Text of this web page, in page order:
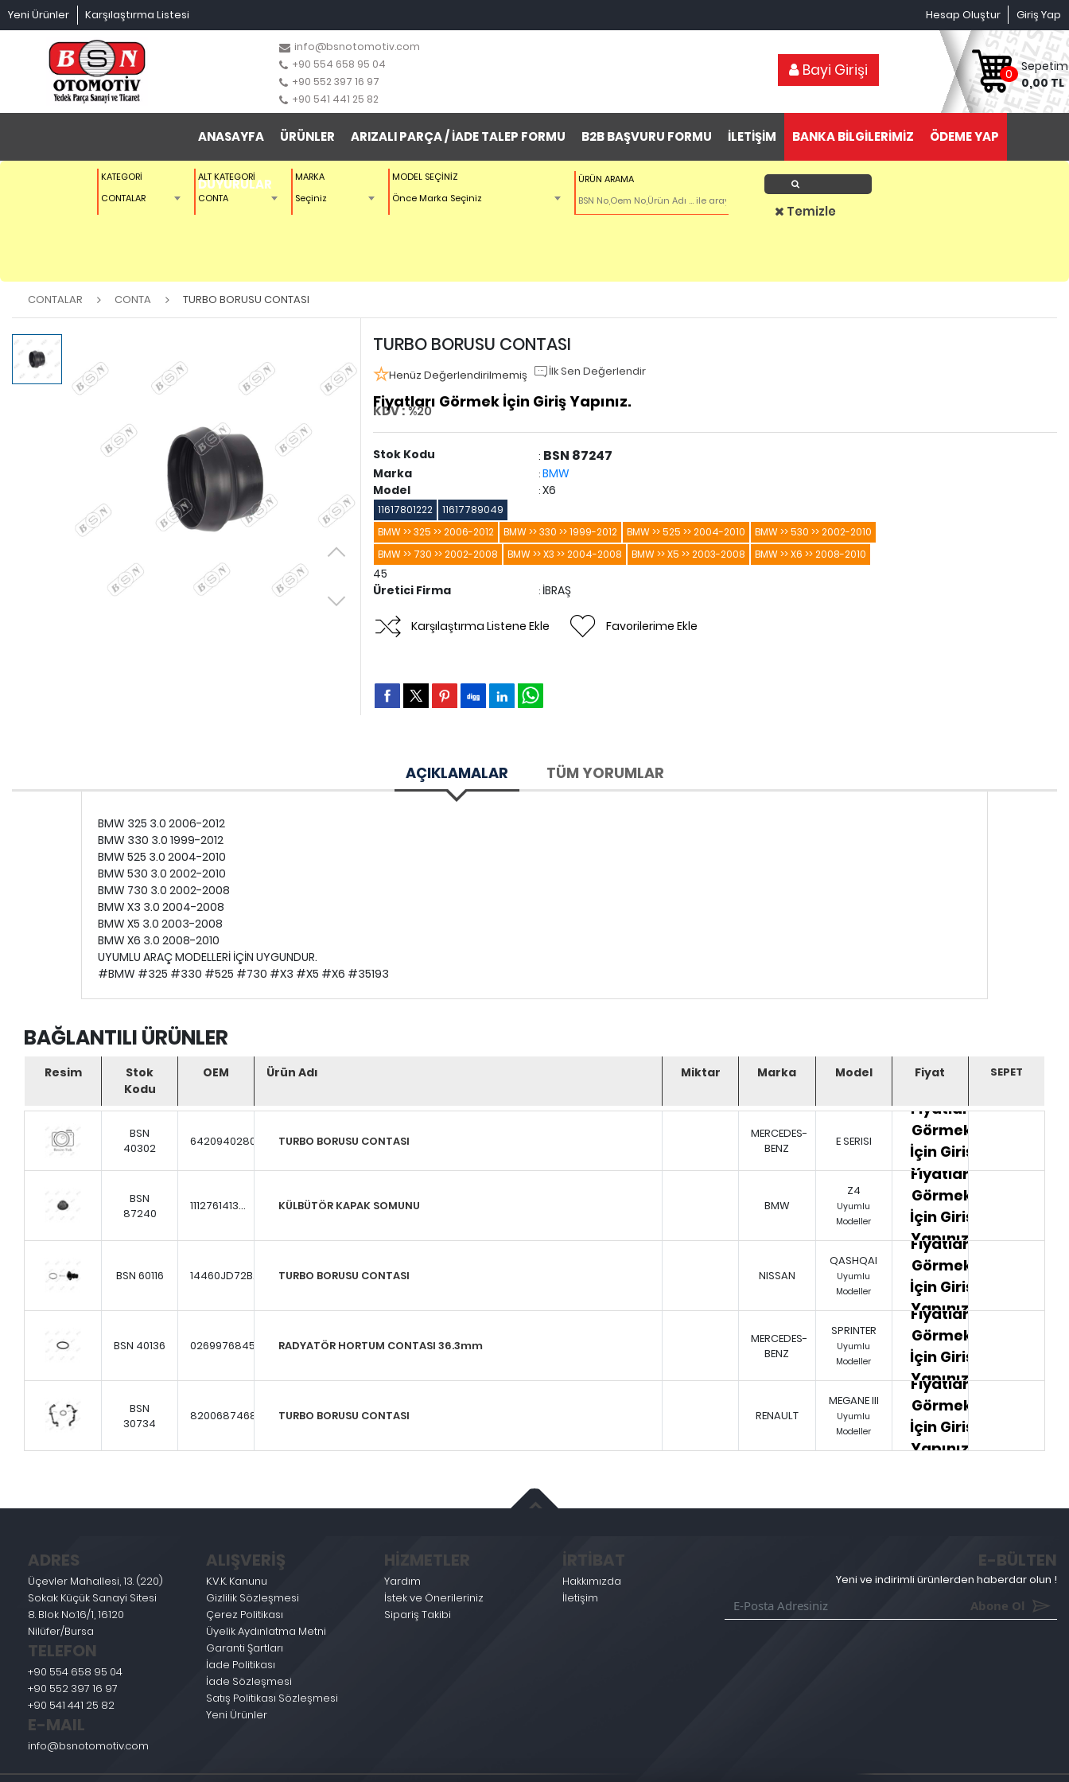
Yeni Ürünler Karşılaştırma Listesi Giriş Yap
Hesap Oluştur
info@bsnotomotiv.com
+90 554 658 95 04
+90 552 397 16 97
+90 541 441 25 82
Bayi Girişi 0
Sepetim
0,00 TL
ANASAYFA ÜRÜNLER ARIZALI PARÇA / İADE TALEP FORMU B2B BAŞVURU FORMU İLETİŞİM BANKA BİLGİLERİMİZ ÖDEME YAP
DUYURULAR
KATEGORİ
CONTALAR
ALT KATEGORİ
CONTA
MARKA
Seçiniz
MODEL SEÇİNİZ
Önce Marka Seçiniz
ÜRÜN ARAMA Ürün Ara
Temizle
CONTALAR CONTA TURBO BORUSU CONTASI
TURBO BORUSU CONTASI
Henüz Değerlendirilmemiş İlk Sen Değerlendir
Fiyatları Görmek İçin Giriş Yapınız.
KDV :%20
Stok Kodu : BSN 87247
Marka : BMW
Model
: X6
11617801222
11617789049
BMW >> 325 >> 2006-2012
BMW >> 330 >> 1999-2012 BMW >> 525 >> 2004-2010
BMW >> 530 >> 2002-2010
BMW >> 730 >> 2002-2008
BMW >> X3 >> 2004-2008 BMW >> X5 >> 2003-2008 BMW >> X6 >> 2008-2010
45
Üretici Firma
: İBRAŞ
Karşılaştırma Listene Ekle Favorilerime Ekle
AÇIKLAMALAR TÜM YORUMLAR
BMW 325 3.0 2006-2012
BMW 330 3.0 1999-2012
BMW 525 3.0 2004-2010
BMW 530 3.0 2002-2010
BMW 730 3.0 2002-2008
BMW X3 3.0 2004-2008
BMW X5 3.0 2003-2008
BMW X6 3.0 2008-2010
UYUMLU ARAÇ MODELLERİ İÇİN UYGUNDUR.
#BMW #325 #330 #525 #730 #X3 #X5 #X6 #35193
BAĞLANTILI ÜRÜNLER
Resim
Stok
Kodu
OEM Ürün Adı Miktar Marka Model Fiyat
BSN
40302
6420940280 TURBO BORUSU CONTASI
MERCEDES-
BENZ
E SERISI
Fiyatları
Görmek
İçin Giriş
Yapınız.
BSN
87240
1112761413... KÜLBÜTÖR KAPAK SOMUNU BMW
Z4
Uyumlu
Modeller
Fiyatları
Görmek
İçin Giriş
Yapınız.
BSN 60116 14460JD72B... TURBO BORUSU CONTASI NISSAN
QASHQAI
Uyumlu
Modeller
Fiyatları
Görmek
İçin Giriş
Yapınız.
BSN 40136 0269976845... RADYATÖR HORTUM CONTASI 36.3mm
MERCEDES-
BENZ
SPRINTER
Uyumlu
Modeller
Fiyatları
Görmek
İçin Giriş
Yapınız.
BSN
30734
8200687468... TURBO BORUSU CONTASI RENAULT
MEGANE III
Uyumlu
Modeller
Fiyatları
Görmek
İçin Giriş
Yapınız.
ADRES
Üçevler Mahallesi, 13. (220)
Sokak Küçük Sanayi Sitesi
8. Blok No:16/1, 16120
Nilüfer/Bursa
TELEFON
+90 554 658 95 04
+90 552 397 16 97
+90 541 441 25 82
E-MAIL
info@bsnotomotiv.com
ALIŞVERİŞ
K.V.K. Kanunu
Gizlilik Sözleşmesi
Çerez Politikası
Üyelik Aydınlatma Metni
Garanti Şartları
İade Politikası
İade Sözleşmesi
Satış Politikası Sözleşmesi
Yeni Ürünler
HİZMETLER
Yardım
İstek ve Önerileriniz
Sipariş Takibi
İRTİBAT
Hakkımızda
İletişim
E-BÜLTEN
Yeni ve indirimli ürünlerden haberdar olun !
Abone Ol